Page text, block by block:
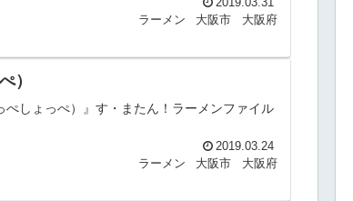
2019.03.31
ラーメン
大阪市 大阪府
）
しょっぺ）』す・またん！ラーメンファイル
2019.03.24
ラーメン
大阪市 大阪府